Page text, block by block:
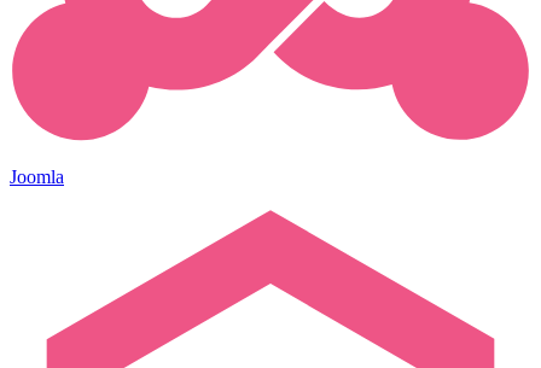
Joomla